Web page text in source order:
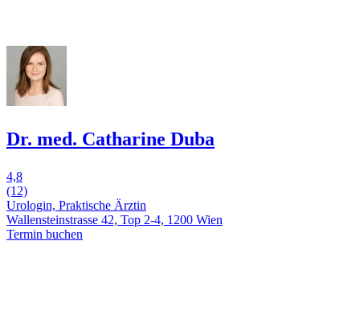
Dr. med. Catharine Duba
4,8
(12)
Urologin, Praktische Ärztin
Wallensteinstrasse 42, Top 2-4, 1200 Wien
Termin buchen